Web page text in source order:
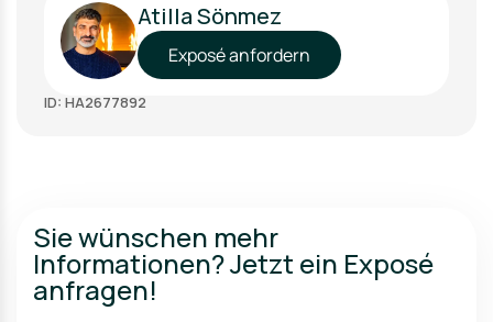
Atilla Sönmez
Exposé anfordern
ID: HA2677892
Sie wünschen mehr
Informationen? Jetzt ein Exposé
anfragen!